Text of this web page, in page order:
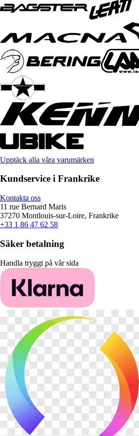
Upptäck alla våra varumärken
Kundservice i Frankrike
Kontakta oss
11 rue Bernard Maris
37270 Montlouis-sur-Loire, Frankrike
+33 1 86 47 62 58
Säker betalning
Handla tryggt på vår sida